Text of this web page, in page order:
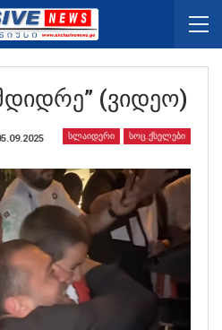
(ვიდეო)
ᲡᲚᲐᲘᲓᲔᲠᲘ ᲡᲝᲪ.ᲥᲡᲔᲚᲔᲑᲘ